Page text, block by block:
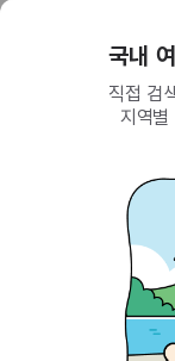
회원
SNS를
제공
관광정보
033-738-
202-
제